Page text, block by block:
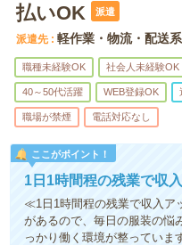
払いOK
派遣
派遣先 軽作業・物流・配送系
職種未経験OK 社会人未経験OK
40～50代活躍 WEB登録OK
職場が禁煙 電話対応なし
ここがポイント！
1日1時間程の残業で収
≪1日1時間程の残業で収入
があるので、毎日の服装の
っかり働く環境が整ってい